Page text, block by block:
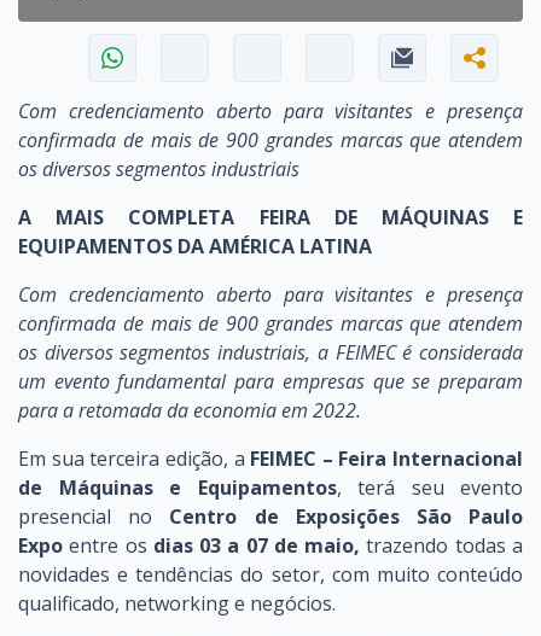
Com credenciamento aberto para visitantes e presença
confirmada de mais de 900 grandes marcas que atendem
os diversos segmentos industriais
A MAIS COMPLETA FEIRA DE MÁQUINAS E
EQUIPAMENTOS DA AMÉRICA LATINA
Com credenciamento aberto para visitantes e presença
confirmada de mais de 900 grandes marcas que atendem
os diversos segmentos industriais, a FEIMEC é considerada
um evento fundamental para empresas que se preparam
para a retomada da economia em 2022.
Em sua terceira edição, a FEIMEC – Feira Internacional
de Máquinas e Equipamentos, terá seu evento
presencial no Centro de Exposições São Paulo
Expo entre os dias 03 a 07 de maio, trazendo todas a
novidades e tendências do setor, com muito conteúdo
qualificado, networking e negócios.